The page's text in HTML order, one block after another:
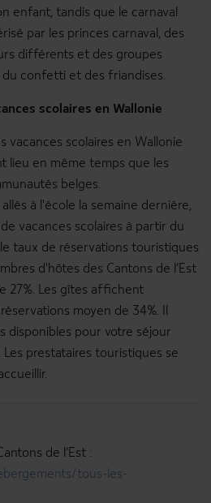
enfant, tandis que le carnaval
par les princes carnaval, des
différents et des groupes
confetti et des friandises.
scolaires en Wallonie
vacances scolaires en Wallonie
lieu en même temps que les
belges.
à l'école la semaine dernière,
vacances scolaires à partir du
taux de réservations touristiques
d'hôtes des Cantons de l’Est
27%. Les gîtes affichent
moyen de 34%. Il
disponibles pour votre séjour
Les prestataires touristiques se
de l’Est :
tous-les-